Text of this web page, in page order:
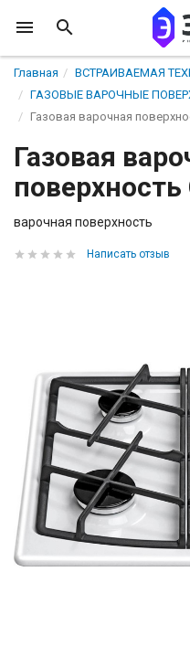
Главная ВСТРАИВАЕМАЯ
ГАЗОВЫЕ ВАРОЧНЫЕ
Газовая варочная
Газовая
варочная поверхность
Написать отзыв